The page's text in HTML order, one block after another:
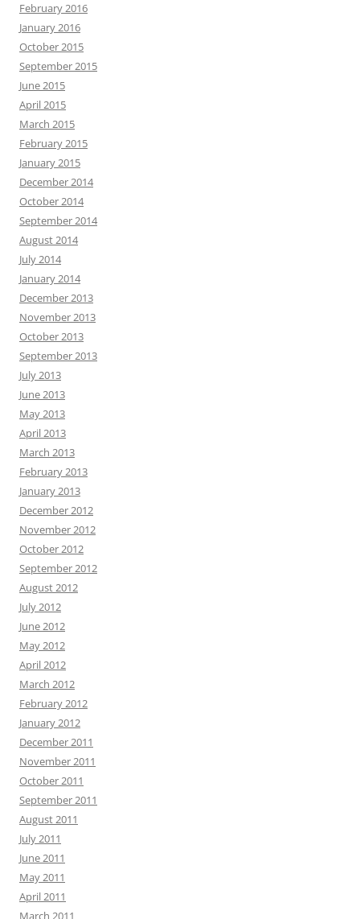
February 2016
January 2016
October 2015
September 2015
June 2015
April 2015
March 2015
February 2015
January 2015
December 2014
October 2014
September 2014
August 2014
July 2014
January 2014
December 2013
November 2013
October 2013
September 2013
July 2013
June 2013
May 2013
April 2013
March 2013
February 2013
January 2013
December 2012
November 2012
October 2012
September 2012
August 2012
July 2012
June 2012
May 2012
April 2012
March 2012
February 2012
January 2012
December 2011
November 2011
October 2011
September 2011
August 2011
July 2011
June 2011
May 2011
April 2011
March 2011